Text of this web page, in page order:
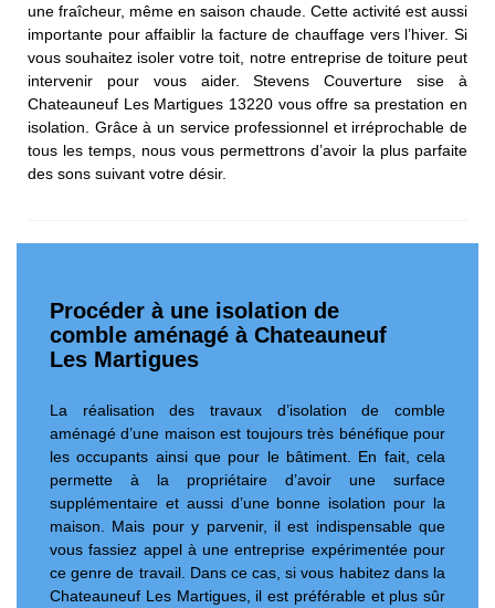
une fraîcheur, même en saison chaude. Cette activité est aussi
importante pour affaiblir la facture de chauffage vers l’hiver. Si
vous souhaitez isoler votre toit, notre entreprise de toiture peut
intervenir pour vous aider. Stevens Couverture sise à
Chateauneuf Les Martigues 13220 vous offre sa prestation en
isolation. Grâce à un service professionnel et irréprochable de
tous les temps, nous vous permettrons d’avoir la plus parfaite
des sons suivant votre désir.
Procéder à une isolation de
comble aménagé à Chateauneuf
Les Martigues
La réalisation des travaux d’isolation de comble
aménagé d’une maison est toujours très bénéfique pour
les occupants ainsi que pour le bâtiment. En fait, cela
permette à la propriétaire d’avoir une surface
supplémentaire et aussi d’une bonne isolation pour la
maison. Mais pour y parvenir, il est indispensable que
vous fassiez appel à une entreprise expérimentée pour
ce genre de travail. Dans ce cas, si vous habitez dans la
Chateauneuf Les Martigues, il est préférable et plus sûr